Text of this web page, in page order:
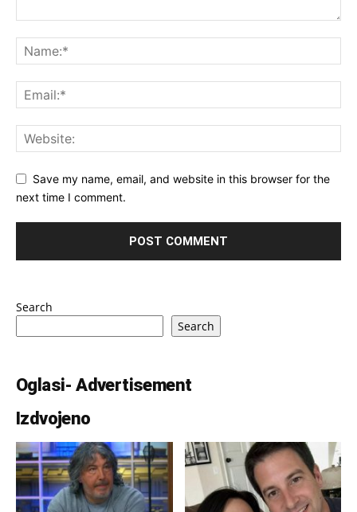
Save my name, email, and website in this browser for the
next time I comment.
Search
Search
Oglasi- Advertisement
Izdvojeno